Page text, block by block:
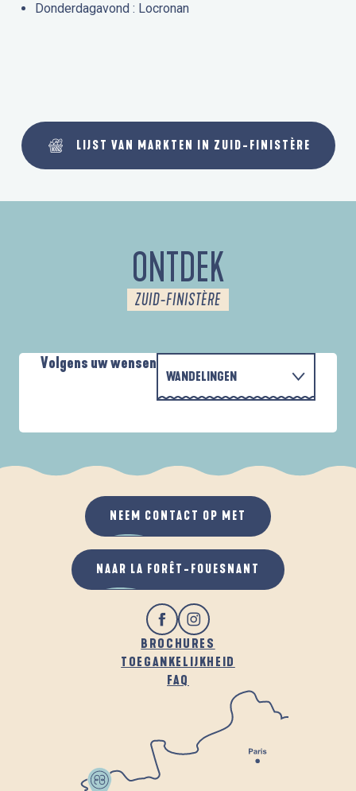
Donderdagavond : Locronan
LIJST VAN MARKTEN IN ZUID-FINISTÈRE
ONTDEK
ZUID-FINISTÈRE
Volgens uw wensen
WANDELINGEN
ALS HET REGENT
IN DE FRISSE LUCHT
BROCHURES
TOEGANKELIJKHEID
FAQ
NEEM CONTACT OP MET
NAAR LA FORÊT-FOUESNANT